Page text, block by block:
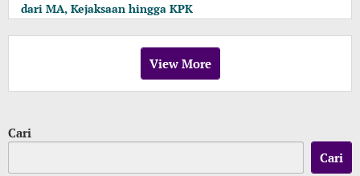
dari MA, Kejaksaan hingga KPK
View More
Cari
Cari